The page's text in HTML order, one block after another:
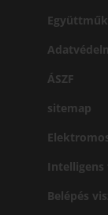
ÁSZF
sitemap
Belépés